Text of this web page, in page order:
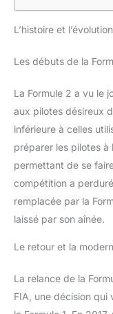
L’histoire et
Les débuts de la
La Formule 2 a vu le
aux pilotes désireux
inférieure à celles
préparer les pilotes à
permettant de se
compétition a
remplacée par la
laissé par son aînée.
Le retour et la
La relance de la
FIA, une décision qui